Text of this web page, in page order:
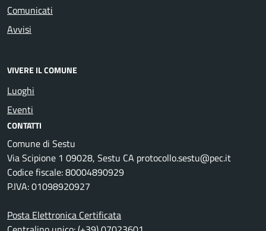
Comunicati
Avvisi
VIVERE IL COMUNE
Luoghi
Eventi
CONTATTI
Comune di Sestu
Via Scipione 1 09028, Sestu CA protocollo.sestu@pec.it
Codice fiscale: 80004890929
P.IVA: 01098920927
Posta Elettronica Certificata